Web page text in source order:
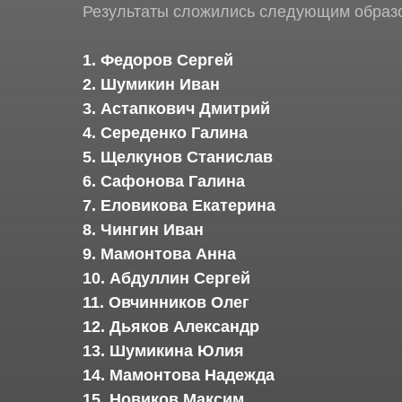
Результаты сложились следующим
1. Федоров Сергей
2. Шумикин Иван
3. Астапкович Дмитрий
4. Середенко Галина
5. Щелкунов Станислав
6. Сафонова Галина
7. Еловикова Екатерина
8. Чингин Иван
9. Мамонтова Анна
10. Абдуллин Сергей
11. Овчинников Олег
12. Дьяков Александр
13. Шумикина Юлия
14. Мамонтова Надежда